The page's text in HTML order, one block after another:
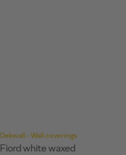
Dekwall - Wall coverings
Fiord white waxed